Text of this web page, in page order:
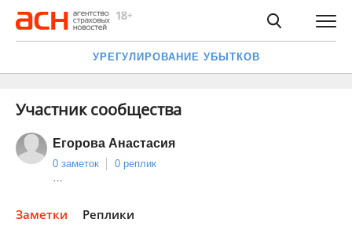
УРЕГУЛИРОВАНИЕ УБЫТКОВ
Участник сообщества
Егорова Анастасия
0 заметок
0 реплик
…
Заметки Реплики